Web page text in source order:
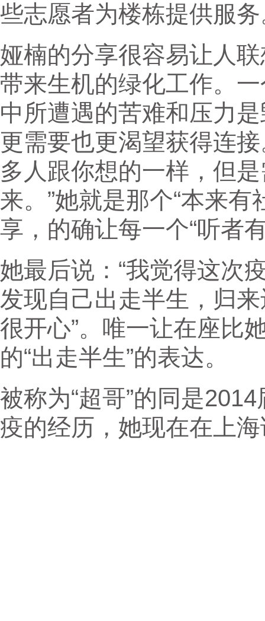
些志愿者为楼栋提供服
娅楠的分享很容易让人
带来生机的绿化工作。
中所遭遇的苦难和压力
更需要也更渴望获得连
多人跟你想的一样，但
来。”她就是那个“本来
享，的确让每一个“听者
她最后说：“我觉得这次
发现自己出走半生，归
很开心”。唯一让在座比
的“出走半生”的表达。
被称为“超哥”的同是
疫的经历，她现在在上